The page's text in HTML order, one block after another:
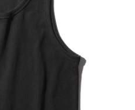
ピックアップアイテム
フォーカスブランド
セールおすすめアイテム